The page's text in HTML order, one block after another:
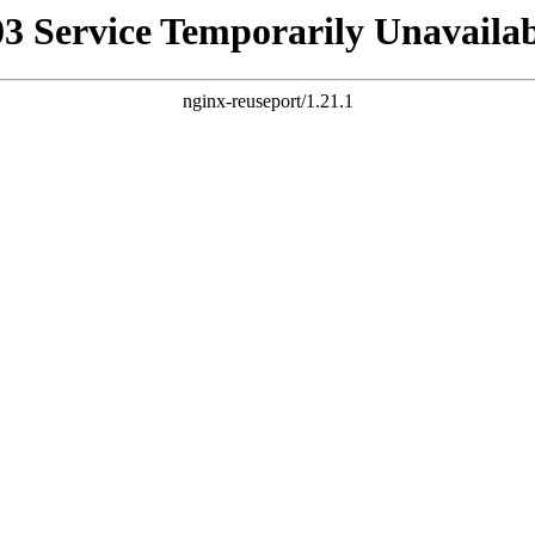
Service Temporarily
nginx-reuseport/1.21.1